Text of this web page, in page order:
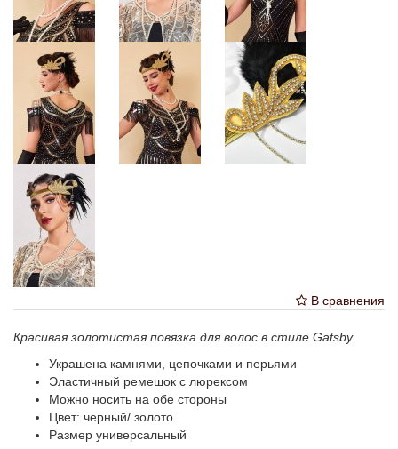
В сравнения
Красивая золотистая повязка для волос в стиле Gatsby.
Украшена камнями, цепочками и перьями
Эластичный ремешок с люрексом
Можно носить на обе стороны
Цвет: черный/ золото
Размер универсальный